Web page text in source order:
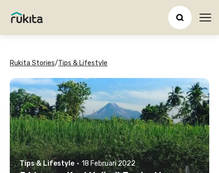
Rukita Stories/Tips & Lifestyle
Tips & Lifestyle · 18 Februari 2022